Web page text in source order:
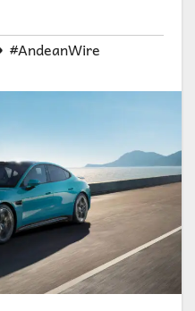
#AndeanWire